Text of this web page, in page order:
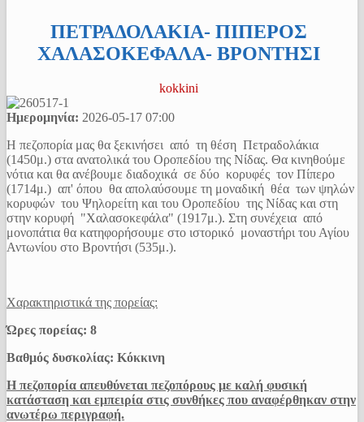
ΠΕΤΡΑΔΟΛΑΚΙΑ- ΠΙΠΕΡΟΣ
ΧΑΛΑΣΟΚΕΦΑΛΑ- ΒΡΟΝΤΗΣΙ
kokkini
Ημερομηνία: 2026-05-17 07:00
Η πεζοπορία μας θα ξεκινήσει από τη θέση Πετραδολάκια
(1450μ.) στα ανατολικά του Οροπεδίου της Νίδας. Θα κινηθούμε
νότια και θα ανέβουμε διαδοχικά σε δύο κορυφές τον Πίπερο
(1714μ.) απ' όπου θα απολαύσουμε τη μοναδική θέα των ψηλών
κορυφών του Ψηλορείτη και του Οροπεδίου της Νίδας και στη
στην κορυφή "Χαλασοκεφάλα" (1917μ.). Στη συνέχεια από
μονοπάτια θα κατηφορήσουμε στο ιστορικό μοναστήρι του Αγίου
Αντωνίου στο Βροντήσι (535μ.).
Χαρακτηριστικά της πορείας:
Ώρες πορείας: 8
Βαθμός δυσκολίας: Κόκκινη
Η πεζοπορία απευθύνεται πεζοπόρους με καλή φυσική
κατάσταση και εμπειρία στις συνθήκες που αναφέρθηκαν στην
ανωτέρω περιγραφή.